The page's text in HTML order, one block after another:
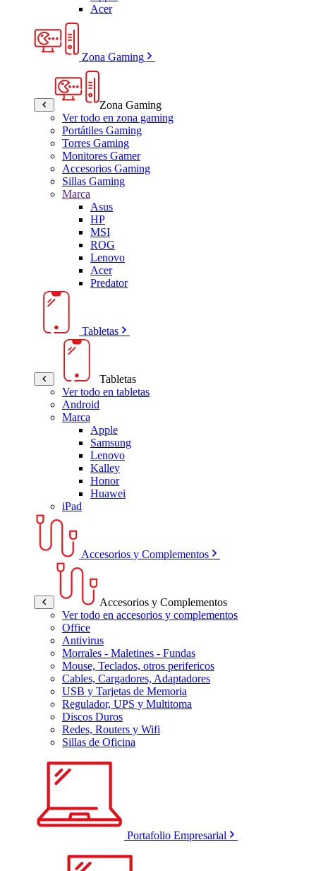
Acer
Zona Gaming
Zona Gaming
Ver todo en zona gaming
Portátiles Gaming
Torres Gaming
Monitores Gamer
Accesorios Gaming
Sillas Gaming
Marca
Asus
HP
MSI
ROG
Lenovo
Acer
Predator
Tabletas
Tabletas
Ver todo en tabletas
Android
Marca
Apple
Samsung
Lenovo
Kalley
Honor
Huawei
iPad
Accesorios y Complementos
Accesorios y Complementos
Ver todo en accesorios y complementos
Office
Antivirus
Morrales - Maletines - Fundas
Mouse, Teclados, otros perifericos
Cables, Cargadores, Adaptadores
USB y Tarjetas de Memoria
Regulador, UPS y Multitoma
Discos Duros
Redes, Routers y Wifi
Sillas de Oficina
Portafolio Empresarial